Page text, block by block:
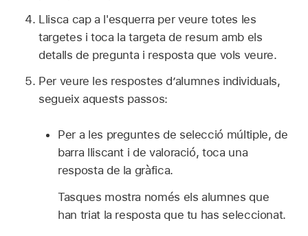
Llisca cap a l'esquerra per veure totes les
targetes i toca la targeta de resum amb els
detalls de pregunta i resposta que vols veure.
Per veure les respostes d’alumnes individuals,
segueix aquests passos:
Per a les preguntes de selecció múltiple, de
barra lliscant i de valoració, toca una
resposta de la gràfica.
Tasques mostra només els alumnes que
han triat la resposta que tu has seleccionat.